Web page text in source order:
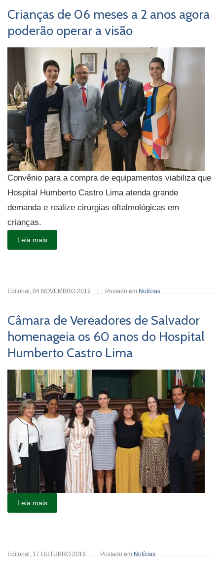
Crianças de 06 meses a 2 anos agora
poderão operar a visão
Convênio para a compra de equipamentos viabiliza que
Hospital Humberto Castro Lima atenda grande
demanda e realize cirurgias oftalmológicas em
crianças.
Leia mais
Editorial , 04.NOVEMBRO.2019 Postado em Notícias
Câmara de Vereadores de Salvador
homenageia os 60 anos do Hospital
Humberto Castro Lima
Leia mais
Editorial , 17.OUTUBRO.2019 Postado em Notícias